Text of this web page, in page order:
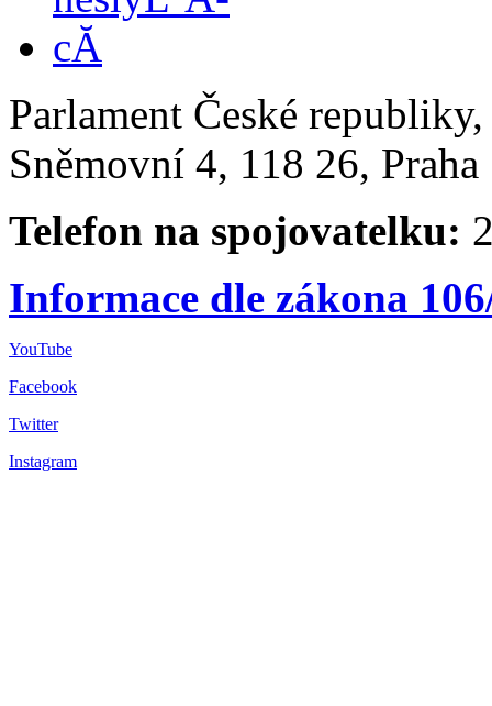
Parlament České
Sněmovní 4, 118 26,
Telefon na spojovatelku:
Informace dle zákona
YouTube
Facebook
Twitter
Instagram